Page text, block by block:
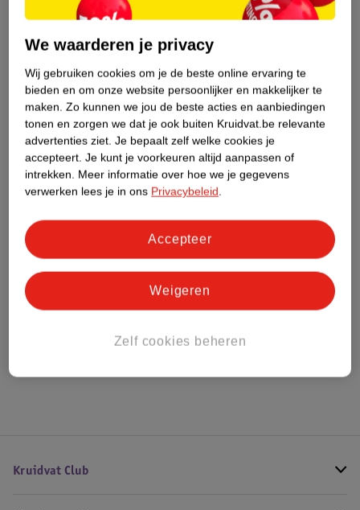
Nature Impact Score
Dit product heeft (nog) geen Nature
Impact Score.
Meer informatie
Bestel & Bezorginformatie
Bekijk ook
Meer L'Oreal Paris Men Expert
Kruidvat Club
We waarderen je privacy
Wij gebruiken cookies om je de beste online ervaring te
bieden en om onze website persoonlijker en makkelijker te
maken. Zo kunnen we jou de beste acties en aanbiedingen
tonen en zorgen we dat je ook buiten Kruidvat.be relevante
advertenties ziet. Je bepaalt zelf welke cookies je
accepteert. Je kunt je voorkeuren altijd aanpassen of
intrekken. Meer informatie over hoe we je gegevens
verwerken lees je in ons Privacybeleid.
Zelf cookies beheren
Weigeren
Accepteer